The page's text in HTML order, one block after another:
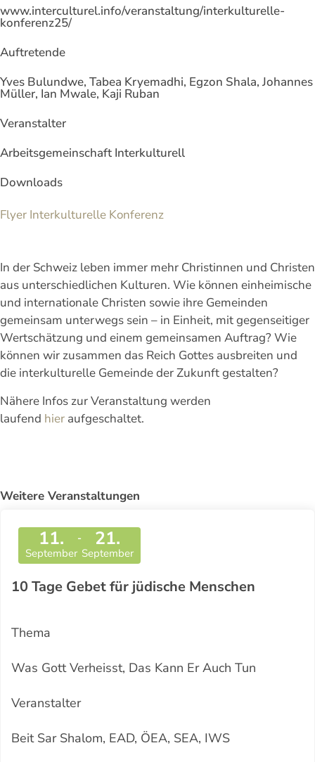
www.interculturel.info/veranstaltung/interkulturelle-
konferenz25/
Auftretende
Yves Bulundwe, Tabea Kryemadhi, Egzon Shala, Johannes
Müller, Ian Mwale, Kaji Ruban
Veranstalter
Arbeitsgemeinschaft Interkulturell
Downloads
Flyer Interkulturelle Konferenz
In der Schweiz leben immer mehr Christinnen und Christen
aus unterschiedlichen Kulturen. Wie können einheimische
und internationale Christen sowie ihre Gemeinden
gemeinsam unterwegs sein – in Einheit, mit gegenseitiger
Wertschätzung und einem gemeinsamen Auftrag? Wie
können wir zusammen das Reich Gottes ausbreiten und
die interkulturelle Gemeinde der Zukunft gestalten?
Nähere Infos zur Veranstaltung werden
laufend hier aufgeschaltet.
Weitere Veranstaltungen
11.
September
- 21.
September
10 Tage Gebet für jüdische Menschen
Thema
Was Gott Verheisst, Das Kann Er Auch Tun
Veranstalter
Beit Sar Shalom, EAD, ÖEA, SEA, IWS